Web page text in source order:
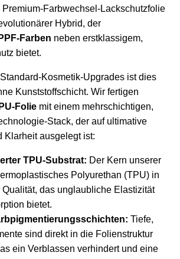
Premium-Farbwechsel-Lackschutzfolie
Hybrid, der
PPF-Farben neben erstklassigem,
bietet.
Kosmetik-Upgrades ist dies
Kunststoffschicht. Wir fertigen
Folie mit einem mehrschichtigen,
Stack, der auf ultimative
Klarheit ausgelegt ist:
TPU-Substrat: Der Kern unserer
Polyurethan (TPU) in
das unglaubliche Elastizität
bietet.
Tiefe,
sind direkt in die Folienstruktur
ein Verblassen verhindert und eine